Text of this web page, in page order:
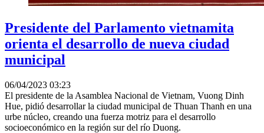
Presidente del Parlamento vietnamita
orienta el desarrollo de nueva ciudad
municipal
06/04/2023 03:23
El presidente de la Asamblea Nacional de Vietnam, Vuong Dinh
Hue, pidió desarrollar la ciudad municipal de Thuan Thanh en una
urbe núcleo, creando una fuerza motriz para el desarrollo
socioeconómico en la región sur del río Duong.